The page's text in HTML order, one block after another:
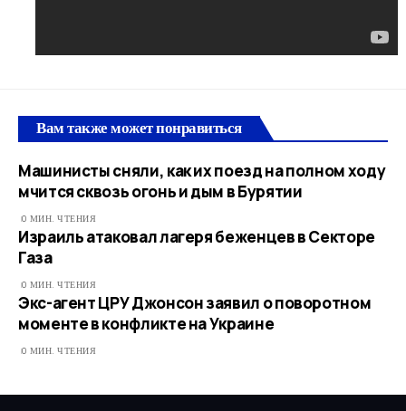
Вам также может понравиться
Машинисты сняли, как их поезд на полном ходу
мчится сквозь огонь и дым в Бурятии
0 МИН. ЧТЕНИЯ
Израиль атаковал лагеря беженцев в Секторе
Газа
0 МИН. ЧТЕНИЯ
Экс-агент ЦРУ Джонсон заявил о поворотном
моменте в конфликте на Украине
0 МИН. ЧТЕНИЯ